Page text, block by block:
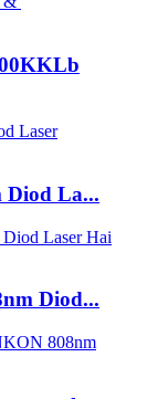
Diod La...
Diod...